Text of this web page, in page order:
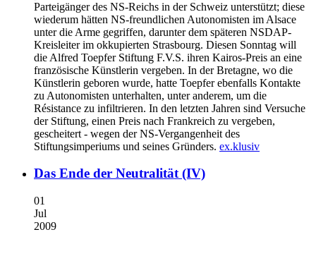
Parteigänger des NS-Reichs in der Schweiz unterstützt; diese
wiederum hätten NS-freundlichen Autonomisten im Alsace
unter die Arme gegriffen, darunter dem späteren NSDAP-
Kreisleiter im okkupierten Strasbourg. Diesen Sonntag will
die Alfred Toepfer Stiftung F.V.S. ihren Kairos-Preis an eine
französische Künstlerin vergeben. In der Bretagne, wo die
Künstlerin geboren wurde, hatte Toepfer ebenfalls Kontakte
zu Autonomisten unterhalten, unter anderem, um die
Résistance zu infiltrieren. In den letzten Jahren sind Versuche
der Stiftung, einen Preis nach Frankreich zu vergeben,
gescheitert - wegen der NS-Vergangenheit des
Stiftungsimperiums und seines Gründers. ex.klusiv
Das Ende der Neutralität (IV)
01
Jul
2009